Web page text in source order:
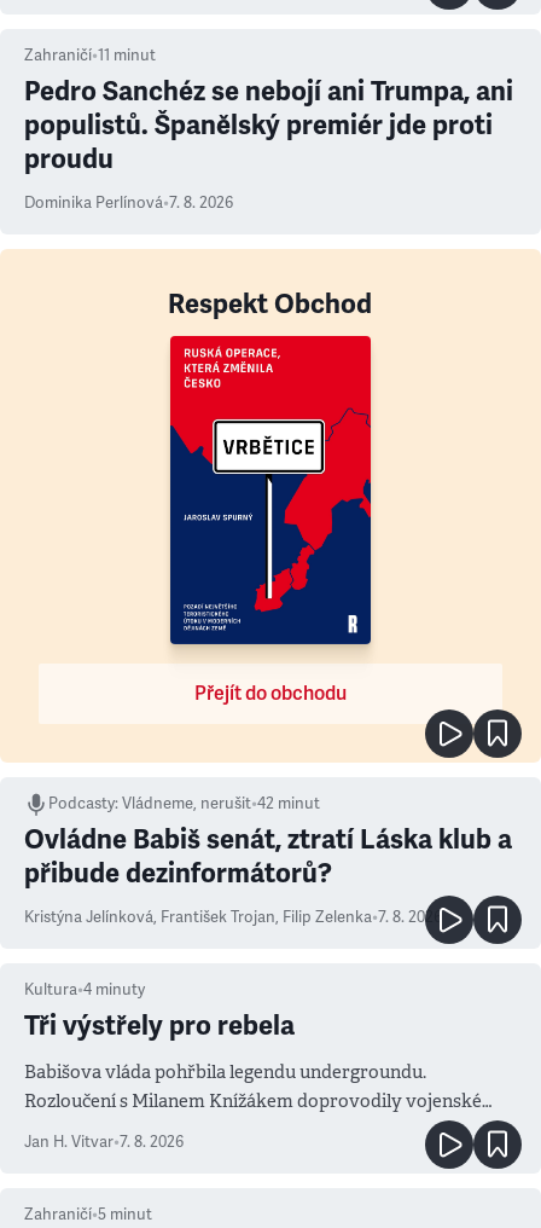
Zahraničí•11 minut
Pedro Sanchéz se nebojí ani Trumpa, ani
populistů. Španělský premiér jde proti
proudu
Dominika Perlínová•7. 8. 2026
Respekt Obchod
Přejít do obchodu
Podcasty:Vládneme, nerušit•42 minut
Ovládne Babiš senát, ztratí Láska klub a
přibude dezinformátorů?
Kristýna Jelínková, František Trojan, Filip Zelenka•7. 8. 2026
Kultura•4 minuty
Tři výstřely pro rebela
Babišova vláda pohřbila legendu undergroundu.
Rozloučení s Milanem Knížákem doprovodily vojenské
salvy i kritika pokrokářů
Jan H. Vitvar•7. 8. 2026
Zahraničí•5 minut